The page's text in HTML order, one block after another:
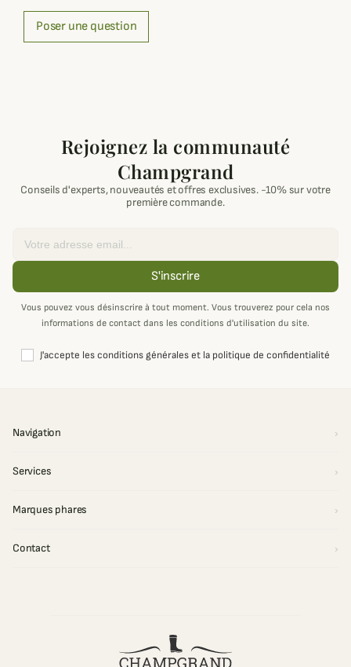
Poser une question
Rejoignez la communauté
Champgrand
Conseils d'experts, nouveautés et offres exclusives. -10% sur votre
première commande.
S'inscrire
Vous pouvez vous désinscrire à tout moment. Vous trouverez pour cela nos
informations de contact dans les conditions d'utilisation du site.
J'accepte les conditions générales et la politique de confidentialité
Navigation
Services
Marques phares
Contact